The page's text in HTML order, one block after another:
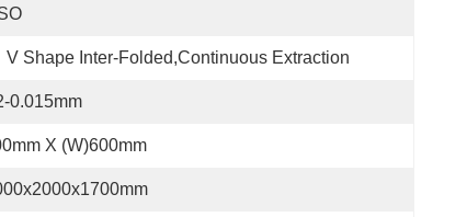
V Shape Inter-Folded,continuous Extraction
0.015mm
X (W)600mm